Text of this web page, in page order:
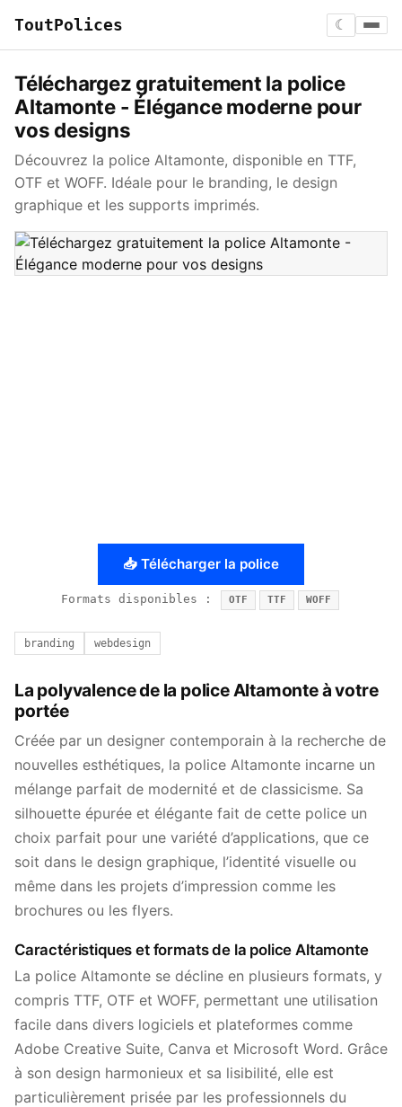
ToutPolices ☾
Téléchargez gratuitement la police
Altamonte - Élégance moderne pour
vos designs
Découvrez la police Altamonte, disponible en TTF,
OTF et WOFF. Idéale pour le branding, le design
graphique et les supports imprimés.
📥 Télécharger la police
Formats disponibles : OTF TTF WOFF
branding webdesign
La polyvalence de la police Altamonte à votre
portée
Créée par un designer contemporain à la recherche de
nouvelles esthétiques, la police Altamonte incarne un
mélange parfait de modernité et de classicisme. Sa
silhouette épurée et élégante fait de cette police un
choix parfait pour une variété d’applications, que ce
soit dans le design graphique, l’identité visuelle ou
même dans les projets d’impression comme les
brochures ou les flyers.
Caractéristiques et formats de la police Altamonte
La police Altamonte se décline en plusieurs formats, y
compris TTF, OTF et WOFF, permettant une utilisation
facile dans divers logiciels et plateformes comme
Adobe Creative Suite, Canva et Microsoft Word. Grâce
à son design harmonieux et sa lisibilité, elle est
particulièrement prisée par les professionnels du